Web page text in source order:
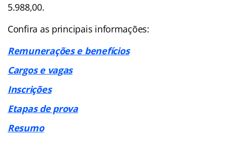
5.988,00.
Confira as principais informações:
Remunerações e benefícios
Cargos e vagas
Inscrições
Etapas de prova
Resumo